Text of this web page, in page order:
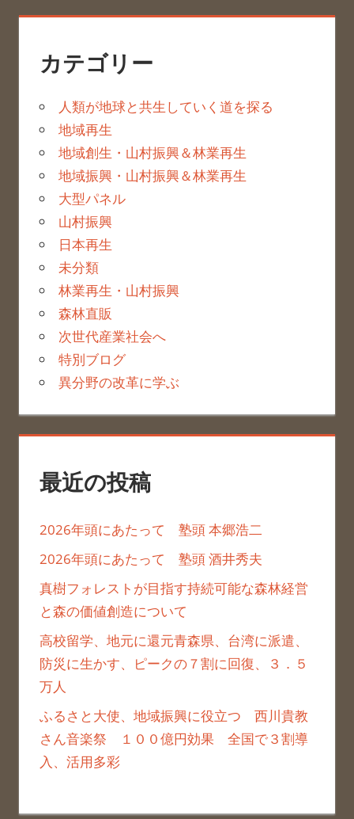
カテゴリー
人類が地球と共生していく道を探る
地域再生
地域創生・山村振興＆林業再生
地域振興・山村振興＆林業再生
大型パネル
山村振興
日本再生
未分類
林業再生・山村振興
森林直販
次世代産業社会へ
特別ブログ
異分野の改革に学ぶ
最近の投稿
2026年頭にあたって 塾頭 本郷浩二
2026年頭にあたって 塾頭 酒井秀夫
真樹フォレストが目指す持続可能な森林経営
と森の価値創造について
高校留学、地元に還元青森県、台湾に派遣、
防災に生かす、ピークの７割に回復、３．５
万人
ふるさと大使、地域振興に役立つ 西川貴教
さん音楽祭 １００億円効果 全国で３割導
入、活用多彩